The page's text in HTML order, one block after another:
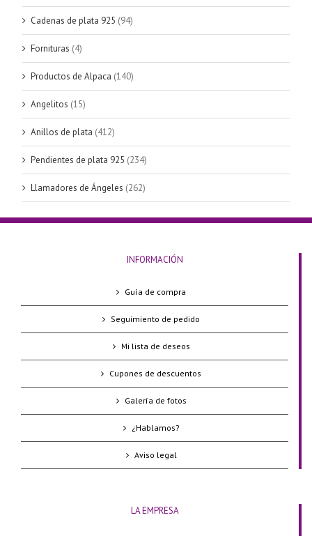
Cadenas de plata 925 (94)
Fornituras (4)
Productos de Alpaca (140)
Angelitos (15)
Anillos de plata (412)
Pendientes de plata 925 (234)
Llamadores de Ángeles (262)
INFORMACIÓN
Guía de compra
Seguimiento de pedido
Mi lista de deseos
Cupones de descuentos
Galería de fotos
¿Hablamos?
Aviso legal
LA EMPRESA